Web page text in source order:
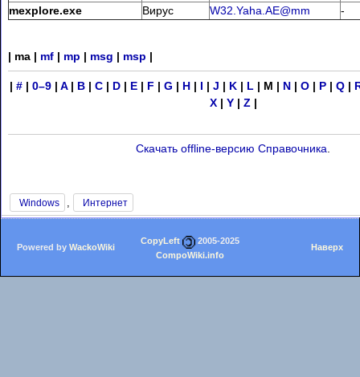
mexplore.exe
Вирус W32.Yaha.AE@mm -
| ma | mf | mp | msg | msp |
| #| 0–9| A| B| C| D| E| F | G | H| I | J | K| L | M | N| O| P| Q|
X| Y| Z |
Скачать offline-версию Справочника
Windows Интернет
Powered by WackoWiki
CopyLeft
2005-2025
CompoWiki.info
Наверх